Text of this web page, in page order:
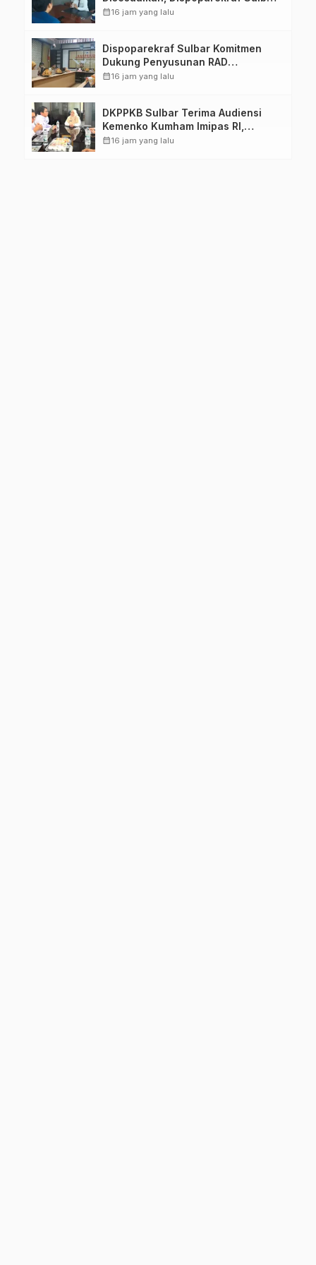
Pastikan Persiapan Tetap
calendar_month16 jam yang lalu
Dispoparekraf Sulbar Komitmen
Dukung Penyusunan RAD
TPB/SDGs Sulawesi Barat
calendar_month16 jam yang lalu
DKPPKB Sulbar Terima Audiensi
Kemenko Kumham Imipas RI,
Perkuat Pelayanan Kesehatan bagi
calendar_month16 jam yang lalu